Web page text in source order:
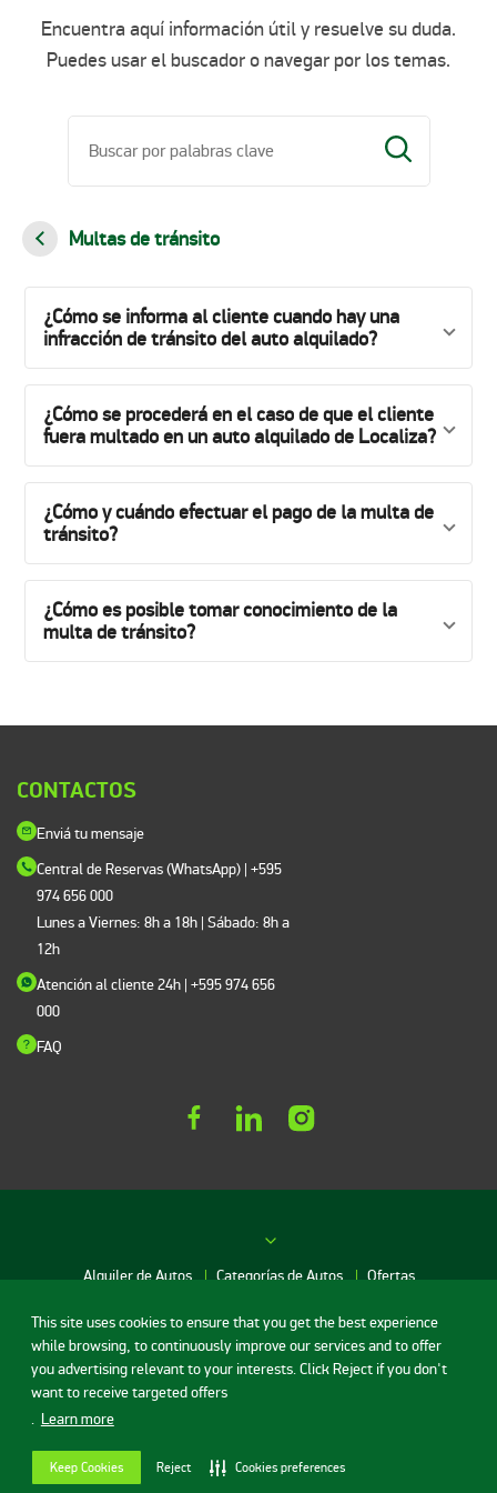
This site uses cookies to ensure that you get the best experience
while browsing, to continuously improve our services and to offer
you advertising relevant to your interests. Click Reject if you don't
want to receive targeted offers
. Learn more
Keep Cookies Reject Cookies preferences
Encuentra aquí información útil y resuelve su duda.
Puedes usar el buscador o navegar por los temas.
Multas de tránsito
¿Cómo se informa al cliente cuando hay una
infracción de tránsito del auto alquilado?
¿Cómo se procederá en el caso de que el cliente
fuera multado en un auto alquilado de Localiza?
¿Cómo y cuándo efectuar el pago de la multa de
tránsito?
¿Cómo es posible tomar conocimiento de la
multa de tránsito?
CONTACTOS
Enviá tu mensaje
Central de Reservas (WhatsApp) | +595
974 656 000
Lunes a Viernes: 8h a 18h | Sábado: 8h a
12h
Atención al cliente 24h | +595 974 656
000
FAQ
Alquiler de Autos Categorías de Autos Ofertas
Red de agencias
Alquiler de Autos en Asunción
Alquiler de Autos en San Lorenzo
Condiciones de uso
©Localiza - Todos los derechos reservados
v.20.44.1